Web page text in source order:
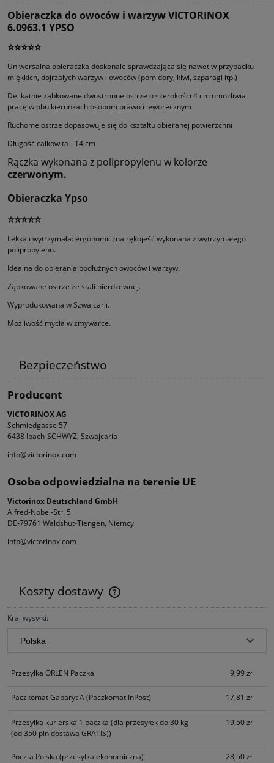
Obieraczka do owoców i warzyw VICTORINOX
6.0963.1 YPSO
⭐⭐⭐⭐⭐
Uniwersalna obieraczka doskonale sprawdzająca się nawet w przypadku
miękkich, dojrzałych warzyw i owoców (pomidory, kiwi, szparagi itp.)
Delikatnie ząbkowane dwustronne ostrze o szerokości 4 cm umożliwia
pracę w obu kierunkach osobom prawo i leworęcznym
Ruchome ostrze dopasowuje się do kształtu obieranej powierzchni
Długość całkowita - 14 cm
Rączka wykonana z polipropylenu w kolorze
czerwonym.
Obieraczka Ypso
⭐⭐⭐⭐⭐
Lekka i wytrzymała: ergonomiczna rękojeść wykonana z wytrzymałego
polipropylenu.
Idealna do obierania podłużnych owoców i warzyw.
Ząbkowane ostrze ze stali nierdzewnej.
Wyprodukowana w Szwajcarii.
Możliwość mycia w zmywarce.
Bezpieczeństwo
Producent
VICTORINOX AG
Schmiedgasse 57
6438 Ibach-SCHWYZ, Szwajcaria
info@victorinox.com
Osoba odpowiedzialna na terenie UE
Victorinox Deutschland GmbH
Alfred-Nobel-Str. 5
DE-79761 Waldshut-Tiengen, Niemcy
info@victorinox.com
Koszty dostawy
Cena nie zawiera ewentualnych kosztów płatności
Kraj wysyłki:
Przesyłka ORLEN Paczka 9,99 zł
Paczkomat Gabaryt A(Paczkomat InPost) 17,81 zł
Przesyłka kurierska 1 paczka (dla przesyłek do 30 kg
(od 350 pln dostawa GRATIS))
19,50 zł
Poczta Polska (przesyłka ekonomiczna) 28,50 zł